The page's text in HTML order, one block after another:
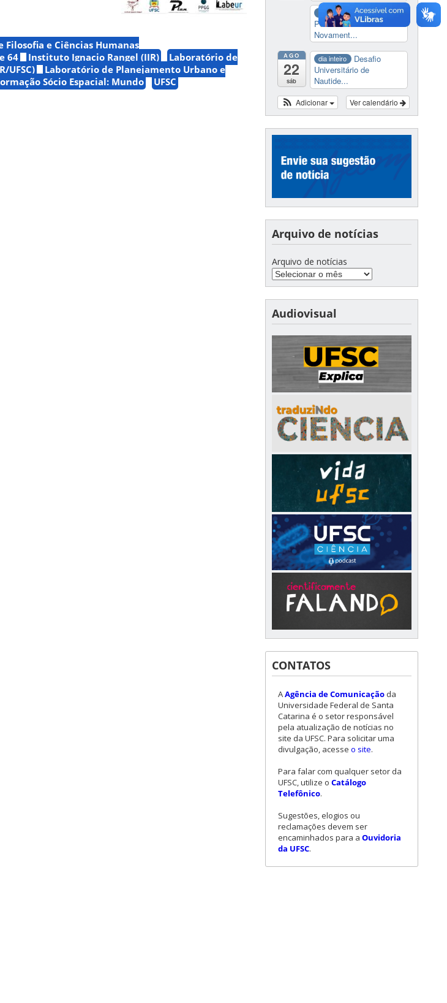
Filosofia e Ciências Humanas
64 Instituto Ignacio Rangel (IIR)
Laboratório de
UFSC)
Laboratório de Planejamento Urbano e
Sócio Espacial: Mundo UFSC
dia inteiro
Exposição:
Perder Tudo.
Novament...
AGO
22
sáb
dia inteiro
Desafio
Universitário de
Nautide...
Ver calendário
Adicionar
Arquivo de notícias
Arquivo de notícias
Audiovisual
CONTATOS
AAgência de Comunicação da
Universidade Federal de Santa
Catarina é o setor responsável
pela atualização de notícias no
site da UFSC. Para solicitar uma
divulgação, acesse o site.
Para falar com qualquer setor da
UFSC, utilize o Catálogo
Telefônico.
Sugestões, elogios ou
reclamações devem ser
encaminhados para a Ouvidoria
da UFSC.